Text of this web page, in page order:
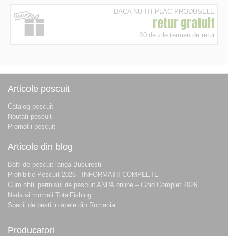
DACA NU ITI PLAC PRODUSELE
retur gratuit
30 de zile termen de retur
Articole pescuit
Catalog pescuit
Noutati pescuit
Promotii pescuit
Articole din blog
Balti de pescuit langa Bucuresti
Prohibitie Pescuit 2026 - INFORMATII COMPLETE
Cum obtii permisul de pescuit ANPA online – Ghid Complet 2026
Nada si momeli TotalFishing
Specii de pesti in apele din Romania
Producatori